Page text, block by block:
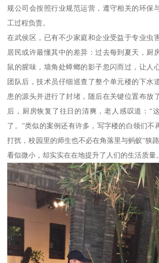
规公司会按照行业规范运营，遵守相关的环保
工过程负责。
在武侯区，已有不少家庭和企业受益于专业虫
居民或许最懂其中的差异：过去每到夏天，厨
鼠的腥味，墙角处蟑螂的影子忽闪而过，让人
团队后，技术员仔细巡查了整个单元楼的下水
患的源头并进行了封堵，随后在关键位置布放
后，厨房恢复了往日的清爽，老人感叹道：“
了。”类似的案例还有许多，写字楼的白领们不
打扰，校园里的师生也不必在角落里与蚂蚁“狭
看似微小，却实实在在地提升了人们的生活质量。